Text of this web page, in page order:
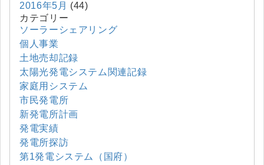
2016年5月 (44)
カテゴリー
ソーラーシェアリング
個人事業
土地売却記録
太陽光発電システム関連記録
家庭用システム
市民発電所
新発電所計画
発電実績
発電所探訪
第1発電システム（国府）